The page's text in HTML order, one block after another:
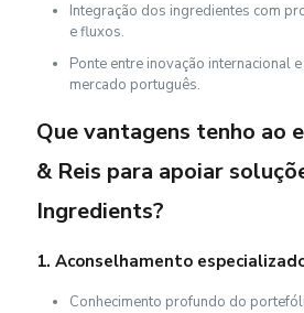
Integração dos ingredientes com
e fluxos.
Ponte entre inovação internacional
mercado português.
Que vantagens tenho ao
& Reis para apoiar
Ingredients?
1. Aconselhamento
Conhecimento profundo do